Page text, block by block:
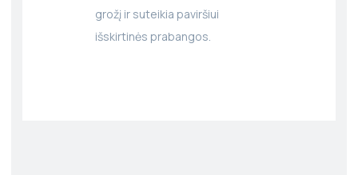
grožį ir suteikia paviršiui
išskirtinės prabangos.